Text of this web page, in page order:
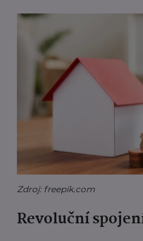
Zdroj: freepik.com
Revoluční